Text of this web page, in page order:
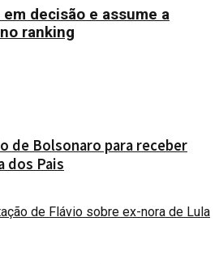
decisão e assume a
ranking
de Bolsonaro para receber
dos Pais